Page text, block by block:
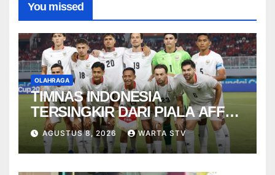
You missed
OLAHRAGA
TIMNAS INDONESIA
TERSINGKIR DARI PIALA AFF
2026
AGUSTUS 8, 2026 WARTA STV